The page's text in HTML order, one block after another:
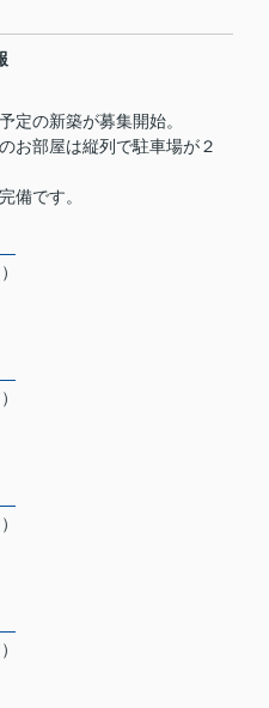
定の新築が募集開始。
お部屋は縦列で駐車場が２
備です。